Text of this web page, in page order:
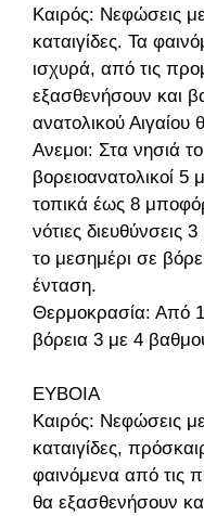
Καιρός: Νεφώσεις
καταιγίδες. Τα
ισχυρά, από τις
εξασθενήσουν και
ανατολικού
Ανεμοι: Στα νησιά
βορειοανατολικοί
τοπικά έως 8
νότιες
το μεσημέρι σε
ένταση.
Θερμοκρασία: Από
βόρεια 3 με 4
ΕΥΒΟΙΑ
Καιρός: Νεφώσεις
καταιγίδες,
φαινόμενα από τις
θα εξασθενήσουν